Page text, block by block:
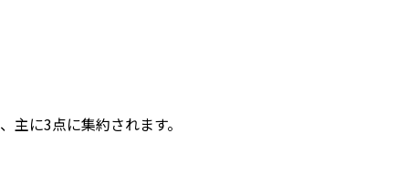
に3点に集約されます。